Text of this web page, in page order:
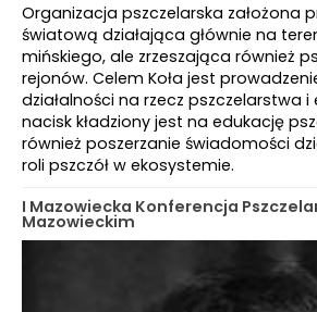
Organizacja pszczelarska założona
światową działająca głównie na
mińskiego, ale zrzeszająca również
rejonów. Celem Koła jest
działalności na rzecz pszczelarstwa i
nacisk kładziony jest na edukację
również poszerzanie świadomości
roli pszczół w ekosystemie.
I Mazowiecka Konferencja
Mazowieckim